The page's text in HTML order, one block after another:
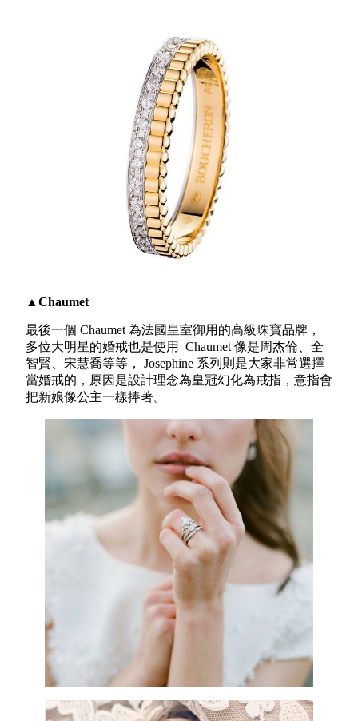
▲Chaumet
最後一個 Chaumet 為法國皇室御用的高級珠寶品牌，
多位大明星的婚戒也是使用 Chaumet 像是周杰倫、全
智賢、宋慧喬等等， Josephine 系列則是大家非常選擇
當婚戒的，原因是設計理念為皇冠幻化為戒指，意指會
把新娘像公主一樣捧著。